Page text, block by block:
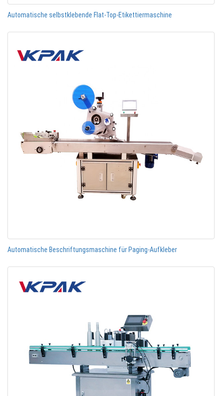
Automatische selbstklebende Flat-Top-Etikettiermaschine
Automatische Beschriftungsmaschine für Paging-Aufkleber